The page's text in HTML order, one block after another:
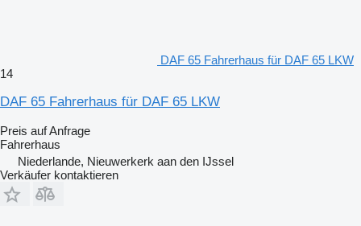
DAF 65 Fahrerhaus für DAF 65 LKW
14
DAF 65 Fahrerhaus für DAF 65 LKW
Preis auf Anfrage
Fahrerhaus
Niederlande, Nieuwerkerk aan den IJssel
Verkäufer kontaktieren